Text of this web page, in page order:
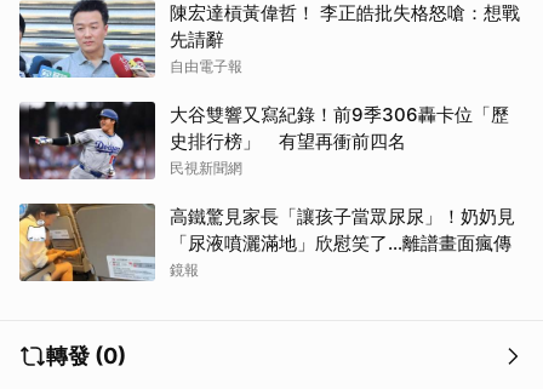
陳宏達槓黃偉哲！ 李正皓批失格怒嗆：想戰
先請辭
自由電子報
大谷雙響又寫紀錄！前9季306轟卡位「歷
史排行榜」 有望再衝前四名
民視新聞網
高鐵驚見家長「讓孩子當眾尿尿」！奶奶見
「尿液噴灑滿地」欣慰笑了…離譜畫面瘋傳
鏡報
轉發 (0)